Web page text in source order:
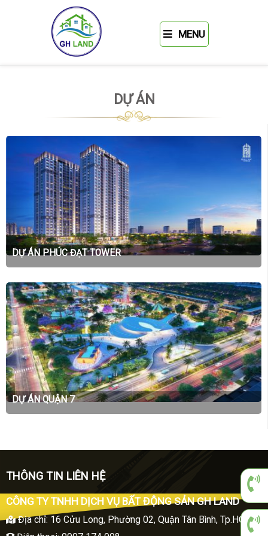
MENU
DỰ ÁN
DỰ ÁN PHÚC ĐẠT TOWER
DỰ ÁN QUẬN 7
THÔNG TIN LIÊN HỆ
CÔNG TY TNHH DỊCH VỤ BẤT ĐỘNG SẢN GH LAND
Địa chỉ: 16 Cửu Long, Phường 02, Quận Tân Bình, Tp.HCM